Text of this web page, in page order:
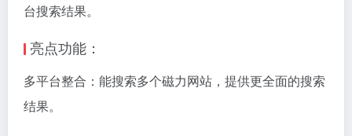
台搜索结果。
亮点功能：
多平台整合：能搜索多个磁力网站，提供更全面的搜索
结果。